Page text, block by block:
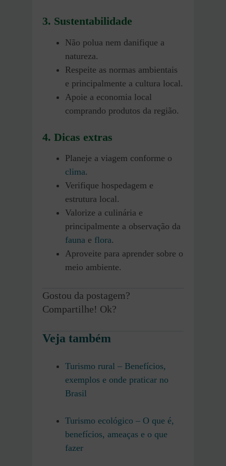
3. Sustentabilidade
Não polua nem danifique a
natureza.
Respeite as normas ambientais
e principalmente a cultura local.
Apoie a economia local
comprando produtos da região.
4. Dicas extras
Planeje a viagem conforme o
clima.
Verifique hospedagem e
estrutura local.
Valorize a culinária e
principalmente a observação da
fauna e flora.
Aproveite para aprender sobre o
meio ambiente.
Gostou da postagem?
Compartilhe! Ok?
Veja também
Turismo rural – Benefícios,
exemplos e onde praticar no
Brasil
Turismo ecológico – O que é,
benefícios, ameaças e o que
fazer